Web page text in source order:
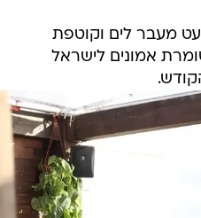
מעבר לים וקוטפת
אמונים לישראל